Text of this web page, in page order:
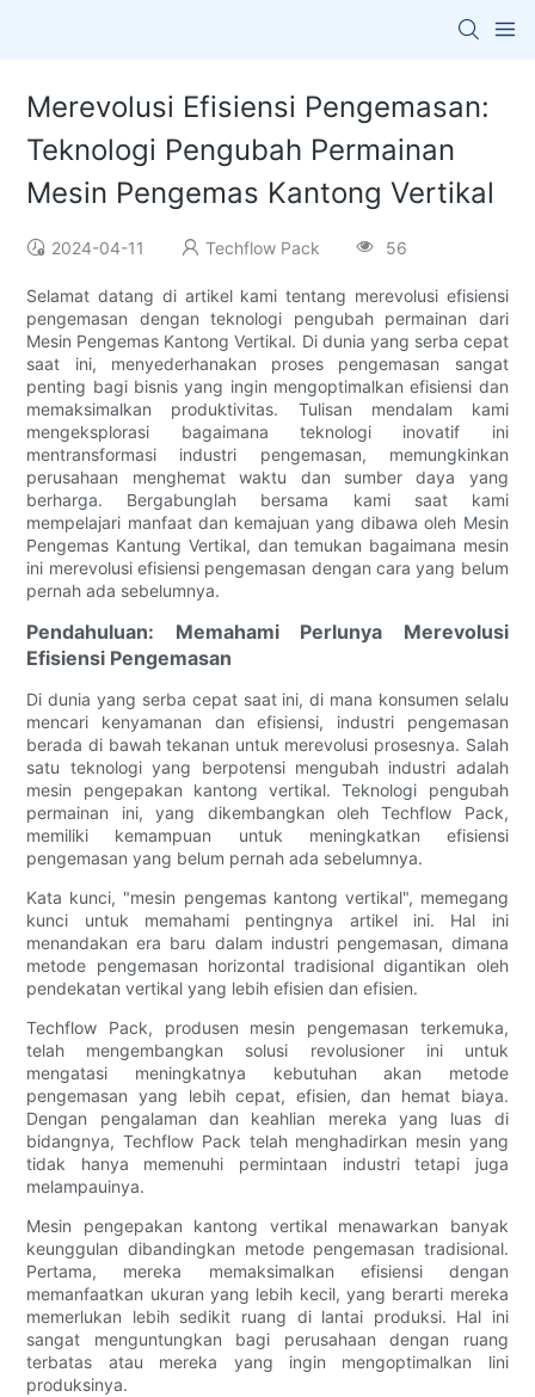
Merevolusi Efisiensi Pengemasan:
Teknologi Pengubah Permainan
Mesin Pengemas Kantong Vertikal
2024-04-11 Techflow Pack 56
Selamat datang di artikel kami tentang merevolusi efisiensi
pengemasan dengan teknologi pengubah permainan dari
Mesin Pengemas Kantong Vertikal. Di dunia yang serba cepat
saat ini, menyederhanakan proses pengemasan sangat
penting bagi bisnis yang ingin mengoptimalkan efisiensi dan
memaksimalkan produktivitas. Tulisan mendalam kami
mengeksplorasi bagaimana teknologi inovatif ini
mentransformasi industri pengemasan, memungkinkan
perusahaan menghemat waktu dan sumber daya yang
berharga. Bergabunglah bersama kami saat kami
mempelajari manfaat dan kemajuan yang dibawa oleh Mesin
Pengemas Kantung Vertikal, dan temukan bagaimana mesin
ini merevolusi efisiensi pengemasan dengan cara yang belum
pernah ada sebelumnya.
Pendahuluan: Memahami Perlunya Merevolusi
Efisiensi Pengemasan
Di dunia yang serba cepat saat ini, di mana konsumen selalu
mencari kenyamanan dan efisiensi, industri pengemasan
berada di bawah tekanan untuk merevolusi prosesnya. Salah
satu teknologi yang berpotensi mengubah industri adalah
mesin pengepakan kantong vertikal. Teknologi pengubah
permainan ini, yang dikembangkan oleh Techflow Pack,
memiliki kemampuan untuk meningkatkan efisiensi
pengemasan yang belum pernah ada sebelumnya.
Kata kunci, "mesin pengemas kantong vertikal", memegang
kunci untuk memahami pentingnya artikel ini. Hal ini
menandakan era baru dalam industri pengemasan, dimana
metode pengemasan horizontal tradisional digantikan oleh
pendekatan vertikal yang lebih efisien dan efisien.
Techflow Pack, produsen mesin pengemasan terkemuka,
telah mengembangkan solusi revolusioner ini untuk
mengatasi meningkatnya kebutuhan akan metode
pengemasan yang lebih cepat, efisien, dan hemat biaya.
Dengan pengalaman dan keahlian mereka yang luas di
bidangnya, Techflow Pack telah menghadirkan mesin yang
tidak hanya memenuhi permintaan industri tetapi juga
melampauinya.
Mesin pengepakan kantong vertikal menawarkan banyak
keunggulan dibandingkan metode pengemasan tradisional.
Pertama, mereka memaksimalkan efisiensi dengan
memanfaatkan ukuran yang lebih kecil, yang berarti mereka
memerlukan lebih sedikit ruang di lantai produksi. Hal ini
sangat menguntungkan bagi perusahaan dengan ruang
terbatas atau mereka yang ingin mengoptimalkan lini
produksinya.